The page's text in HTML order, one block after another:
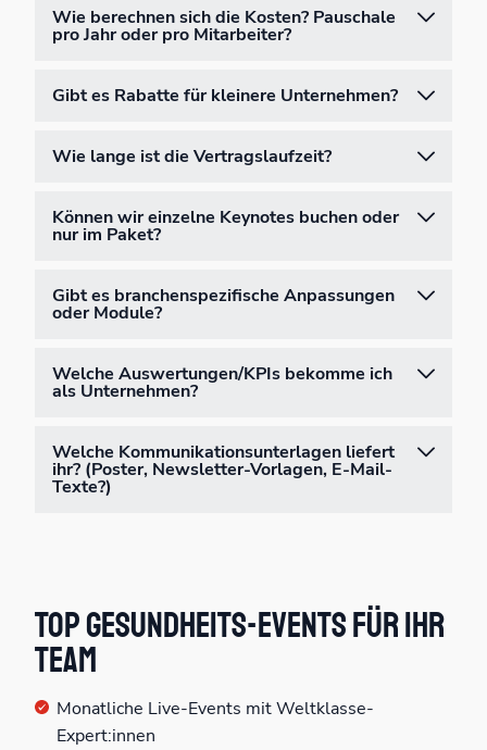
Wie berechnen sich die Kosten? Pauschale
pro Jahr oder pro Mitarbeiter?
Gibt es Rabatte für kleinere Unternehmen?
Wie lange ist die Vertragslaufzeit?
Können wir einzelne Keynotes buchen oder
nur im Paket?
Gibt es branchenspezifische Anpassungen
oder Module?
Welche Auswertungen/KPIs bekomme ich
als Unternehmen?
Welche Kommunikationsunterlagen liefert
ihr? (Poster, Newsletter-Vorlagen, E-Mail-
Texte?)
Top Gesundheits-Events für Ihr
Team
Monatliche Live-Events mit Weltklasse-
Expert:innen